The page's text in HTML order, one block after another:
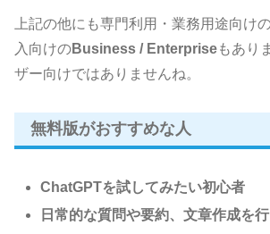
上記の他にも専門利用・業務用途向け
入向けのBusiness / Enterpriseもあり
ザー向けではありませんね。
無料版がおすすめな人
ChatGPTを試してみたい初心者
日常的な質問や要約、文章作成を